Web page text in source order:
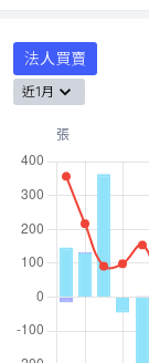
法人買賣
近1月